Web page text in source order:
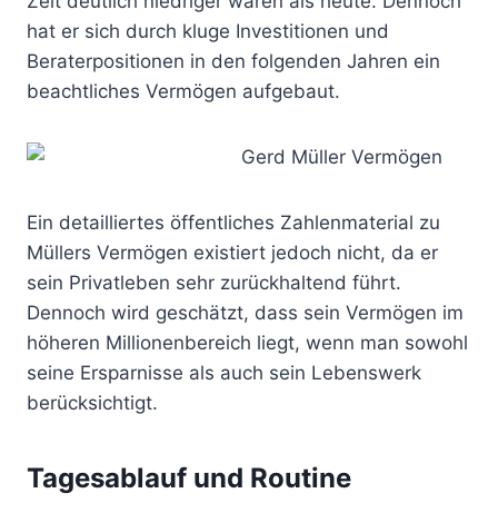
hat er sich durch kluge Investitionen und
Beraterpositionen in den folgenden Jahren ein
beachtliches Vermögen aufgebaut.
Ein detailliertes öffentliches Zahlenmaterial zu
Müllers Vermögen existiert jedoch nicht, da er
sein Privatleben sehr zurückhaltend führt.
Dennoch wird geschätzt, dass sein Vermögen im
höheren Millionenbereich liegt, wenn man sowohl
seine Ersparnisse als auch sein Lebenswerk
berücksichtigt.
Tagesablauf und Routine